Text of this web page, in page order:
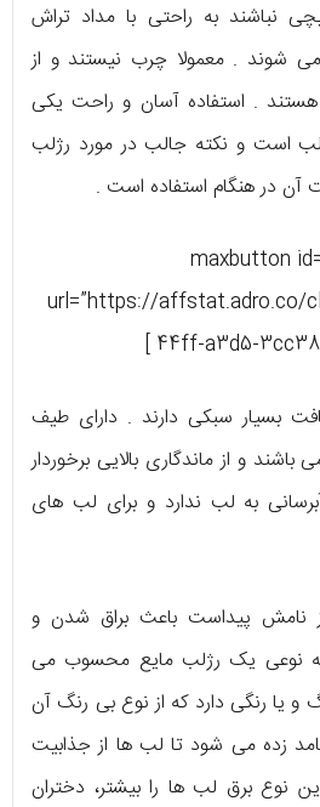
نباشند به راحتی با مداد تراش
شوند . معمولا چرب نیستند و از
هستند . استفاده آسان و راحت یکی
است و نکته جالب در مورد رژلب
آن در هنگام استفاده است .
[maxbutton
url=”https://affstat.adro.co/
44ff-a3d5-
بسیار سبکی دارند . دارای طیف
و از ماندگاری بالایی برخوردار
به لب ندارد و برای لب های
نامش پیداست باعث براق شدن و
نوعی یک رژلب مایع محسوب می
و یا رنگی دارد که از نوع بی رنگ آن
زده می شود تا لب ها از جذابیت
نوع برق لب ها را بیشتر، دختران